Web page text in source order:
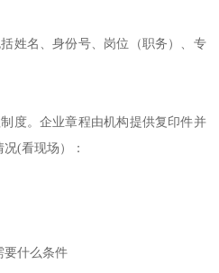
姓名、身份号、岗位（职务）、专
度。企业章程由机构提供复印件并
(看现场）：
要什么条件